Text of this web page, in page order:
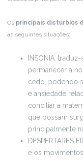
Os principais distúrbios
as seguintes situações:
INSÓNIA:
permanecer a
cedo, podendo
e ansiedade
conciliar a
que possam
principalmente
DESPERTARES
e os